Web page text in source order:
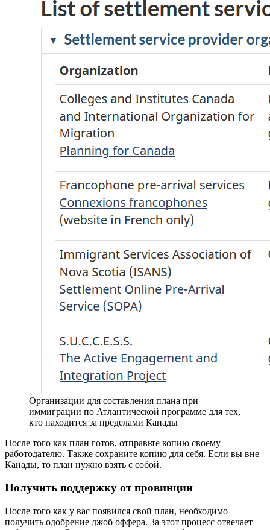
Организации для составления плана при
иммиграции по Атлантической программе для тех,
кто находится за пределами Канады
После того как план готов, отправьте копию своему
работодателю. Также сохраните копию для себя. Если вы вне
Канады, то план нужно взять с собой.
Получить поддержку от провинции
После того как у вас появился свой план, необходимо
получить одобрение джоб оффера. За этот процесс отвечает